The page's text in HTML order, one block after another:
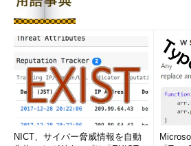
NICT、サイバー脅威情報を自動